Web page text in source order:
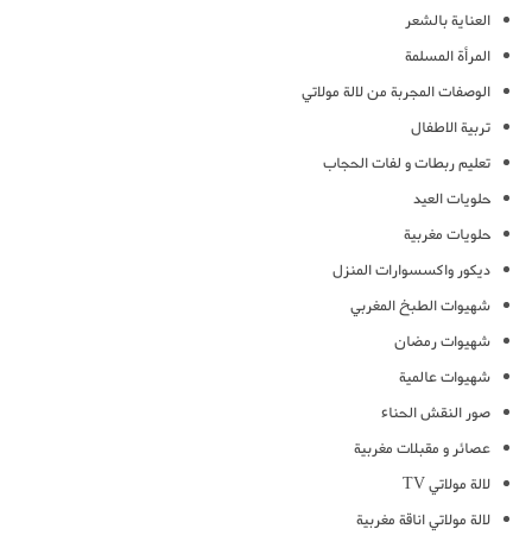
العناية بالشعر
المرأة المسلمة
الوصفات المجربة من لالة مولاتي
تربية الاطفال
تعليم ربطات و لفات الحجاب
حلويات العيد
حلويات مغربية
ديكور واكسسوارات المنزل
شهيوات الطبخ المغربي
شهيوات رمضان
شهيوات عالمية
صور النقش الحناء
عصائر و مقبلات مغربية
لالة مولاتي TV
لالة مولاتي اناقة مغربية